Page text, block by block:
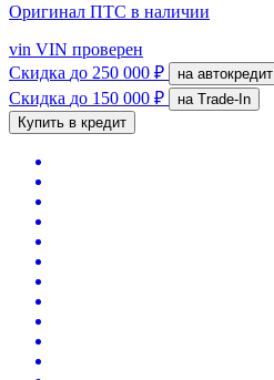
Оригинал ПТС в наличии
vin VIN проверен
Скидка до 250 000 ₽ на автокредит
Скидка до 150 000 ₽
на Trade-In
Купить в кредит